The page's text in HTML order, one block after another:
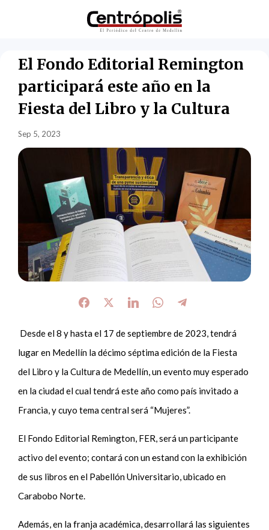
El Fondo Editorial Remington
participará este año en la
Fiesta del Libro y la Cultura
Sep 5, 2023
Desde el 8 y hasta el 17 de septiembre de 2023, tendrá
lugar en Medellín la décimo séptima edición de la Fiesta
del Libro y la Cultura de Medellín, un evento muy esperado
en la ciudad el cual tendrá este año como país invitado a
Francia, y cuyo tema central será “Mujeres”.
El Fondo Editorial Remington, FER, será un participante
activo del evento; contará con unestand con la exhibición
de sus libros en el Pabellón Universitario, ubicado en
Carabobo Norte.
Además, en la franja académica, desarrollará las siguientes